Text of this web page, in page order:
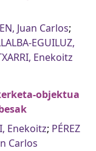
Juan Carlos;
EGUILUZ,
Enekoitz
objektua
Enekoitz; PÉREZ
Carlos